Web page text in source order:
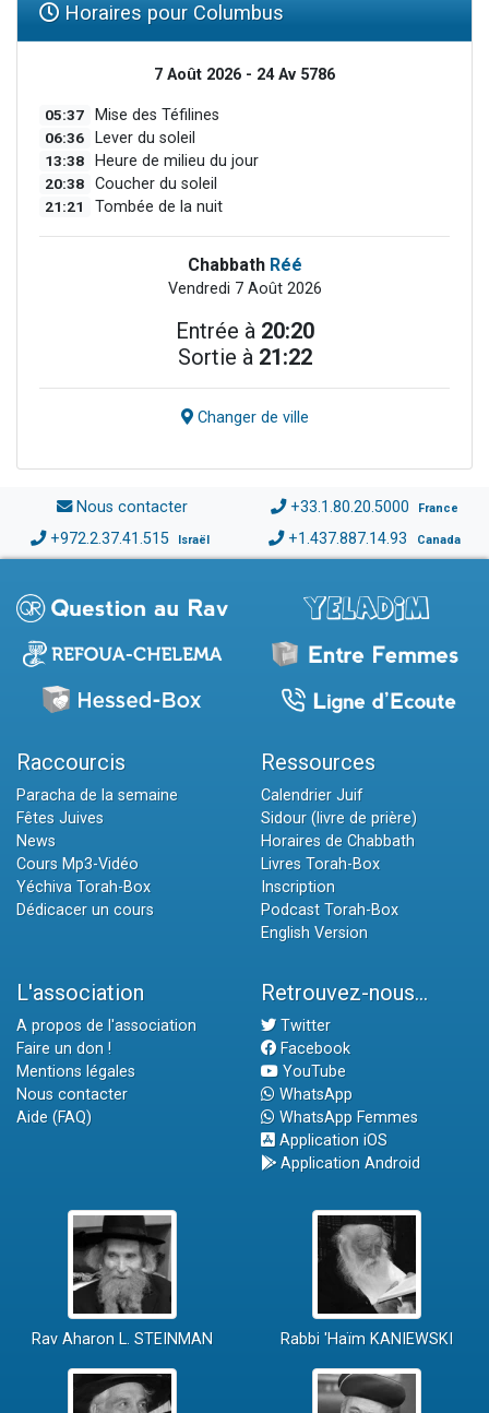
Horaires pour Columbus
7 Août 2026 - 24 Av 5786
05:37 Mise des Téfilines
06:36 Lever du soleil
13:38 Heure de milieu du jour
20:38 Coucher du soleil
21:21 Tombée de la nuit
Chabbath Réé
Vendredi 7 Août 2026
Entrée à 20:20
Sortie à 21:22
Changer de ville
Nous contacter +33.1.80.20.5000 France
+972.2.37.41.515 Israël +1.437.887.14.93 Canada
Raccourcis
Paracha de la semaine
Fêtes Juives
News
Cours Mp3-Vidéo
Yéchiva Torah-Box
Dédicacer un cours
Ressources
Calendrier Juif
Sidour (livre de prière)
Horaires de Chabbath
Livres Torah-Box
Inscription
Podcast Torah-Box
English Version
L'association
A propos de l'association
Faire un don !
Mentions légales
Nous contacter
Aide (FAQ)
Retrouvez-nous...
Twitter
Facebook
YouTube
WhatsApp
WhatsApp Femmes
Application iOS
Application Android
Rav Aharon L. STEINMAN Rabbi 'Haïm KANIEWSKI